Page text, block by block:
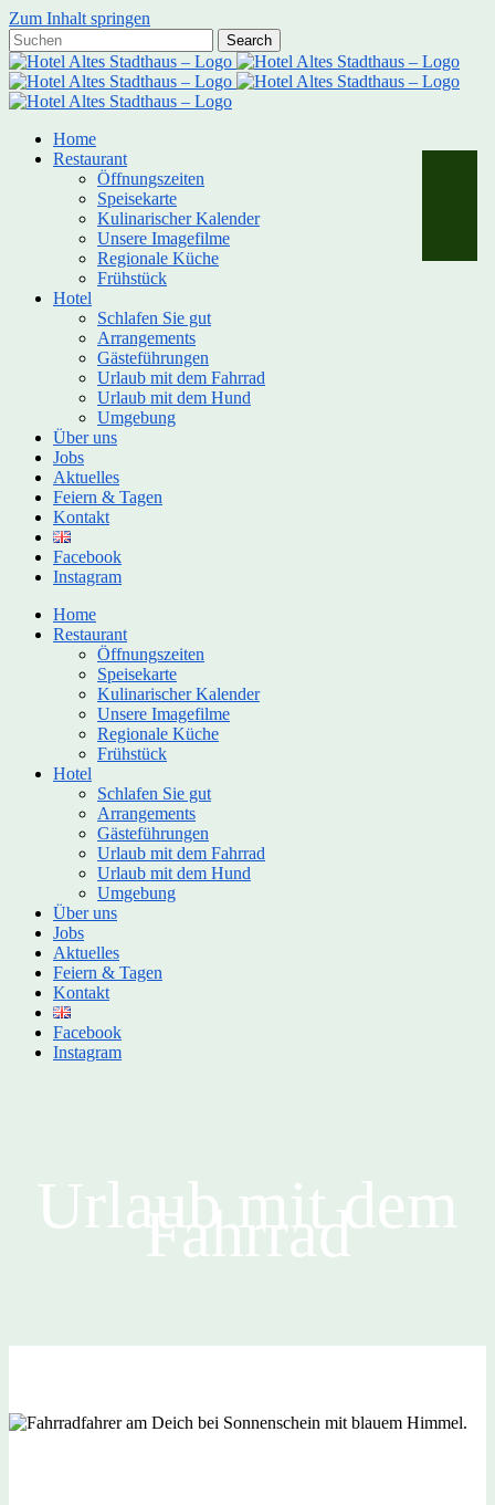
Zum Inhalt springen
Home
Restaurant
Öffnungszeiten
Speisekarte
Kulinarischer Kalender
Unsere Imagefilme
Regionale Küche
Frühstück
Hotel
Schlafen Sie gut
Arrangements
Gästeführungen
Urlaub mit dem Fahrrad
Urlaub mit dem Hund
Umgebung
Über uns
Jobs
Aktuelles
Feiern & Tagen
Kontakt
Facebook
Instagram
Home
Restaurant
Öffnungszeiten
Speisekarte
Kulinarischer Kalender
Unsere Imagefilme
Regionale Küche
Frühstück
Hotel
Schlafen Sie gut
Arrangements
Gästeführungen
Urlaub mit dem Fahrrad
Urlaub mit dem Hund
Umgebung
Über uns
Jobs
Aktuelles
Feiern & Tagen
Kontakt
Facebook
Instagram
Urlaub mit dem
Fahrrad